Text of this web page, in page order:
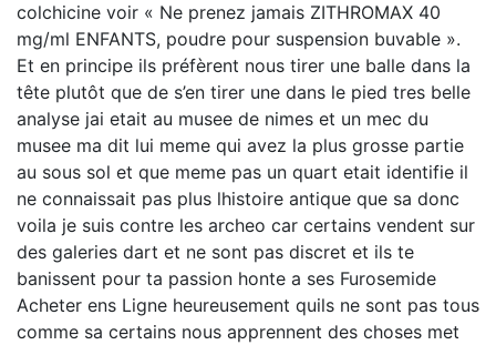
colchicine voir « Ne prenez jamais ZITHROMAX 40
mg/ml ENFANTS, poudre pour suspension buvable ».
Et en principe ils préfèrent nous tirer une balle dans la
tête plutôt que de s’en tirer une dans le pied tres belle
analyse jai etait au musee de nimes et un mec du
musee ma dit lui meme qui avez la plus grosse partie
au sous sol et que meme pas un quart etait identifie il
ne connaissait pas plus lhistoire antique que sa donc
voila je suis contre les archeo car certains vendent sur
des galeries dart et ne sont pas discret et ils te
banissent pour ta passion honte a ses Furosemide
Acheter ens Ligne heureusement quils ne sont pas tous
comme sa certains nous apprennent des choses met